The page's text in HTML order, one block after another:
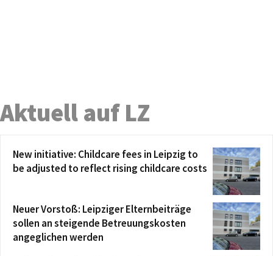
Aktuell auf LZ
New initiative: Childcare fees in Leipzig to
be adjusted to reflect rising childcare costs
Neuer Vorstoß: Leipziger Elternbeiträge
sollen an steigende Betreuungskosten
angeglichen werden